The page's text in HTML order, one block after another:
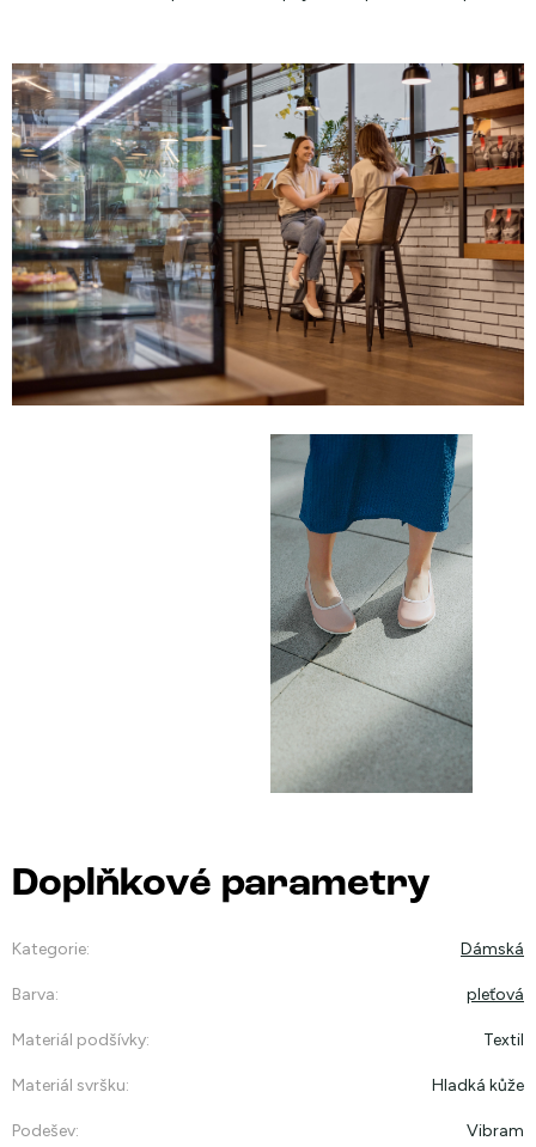
Doplňkové parametry
Kategorie: Dámská
Barva: pleťová
Materiál podšívky: Textil
Materiál svršku: Hladká kůže
Podešev: Vibram